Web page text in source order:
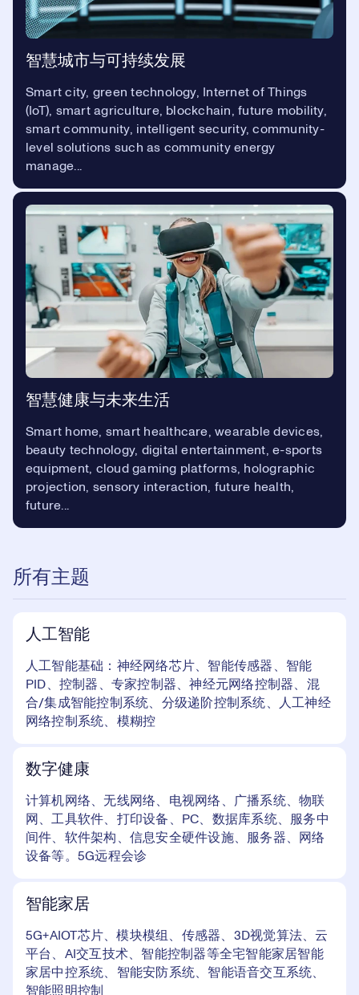
智慧城市与可持续发展
Smart city, green technology, Internet of Things
(IoT), smart agriculture, blockchain, future mobility,
smart community, intelligent security, community-
level solutions such as community energy
manage...
智慧健康与未来生活
Smart home, smart healthcare, wearable devices,
beauty technology, digital entertainment, e-sports
equipment, cloud gaming platforms, holographic
projection, sensory interaction, future health,
future...
所有主题
人工智能
人工智能基础：神经网络芯片、智能传感器、智能
PID、控制器、专家控制器、神经元网络控制器、混
合/集成智能控制系统、分级递阶控制系统、人工神经
网络控制系统、模糊控
数字健康
计算机网络、无线网络、电视网络、广播系统、物联
网、工具软件、打印设备、PC、数据库系统、服务中
间件、软件架构、信息安全硬件设施、服务器、网络
设备等。5G远程会诊
智能家居
5G+AIOT芯片、模块模组、传感器、3D视觉算法、云
平台、AI交互技术、智能控制器等全宅智能家居智能
家居中控系统、智能安防系统、智能语音交互系统、
智能照明控制